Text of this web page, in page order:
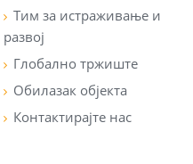
Тим за истраживање и
развој
Глобално тржиште
Обилазак објекта
Контактирајте нас